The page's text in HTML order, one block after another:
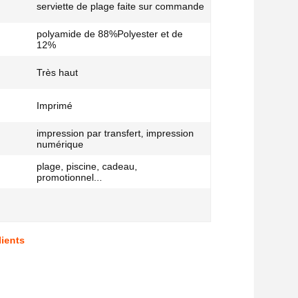
serviette de plage faite sur commande
polyamide de 88%Polyester et de
12%
Très haut
Imprimé
impression par transfert, impression
numérique
plage, piscine, cadeau,
promotionnel...